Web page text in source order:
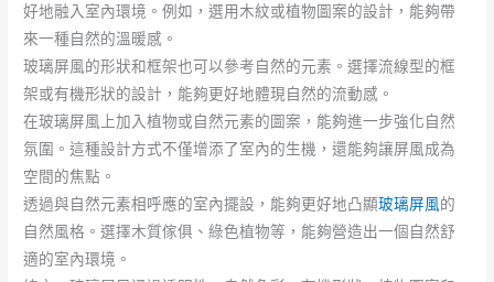
好地融入室內環境。例如，選用木紋或植物圖案的設計，能夠帶
來一種自然的溫暖感。
玻璃屏風的形狀和框架也可以參考自然的元素。選擇流線型的框
架或有機形狀的設計，能夠更好地體現自然的流動感。
在玻璃屏風上加入植物或自然元素的圖案，能夠進一步強化自然
氛圍。這種設計方式不僅增添了室內的生機，還能夠讓屏風成為
空間的焦點。
透過與自然元素相呼應的室內擺設，能夠更好地凸顯玻璃屏風的
自然風格。選擇木質傢俱、綠色植物等，能夠營造出一個自然舒
適的室內環境。